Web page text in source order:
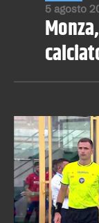
5 agosto